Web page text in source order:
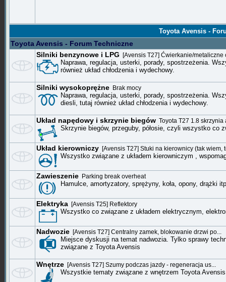
Toyota Avensis -
Toyota Avensis - Forum Techniczne
Silniki benzynowe i LPG
[Avensis T27] Ćwierkanie/metaliczne
Naprawa, regulacja, usterki, porady, spostrzeżenia.
również układ chłodzenia i wydechowy.
Silniki wysokoprężne Brak mocy
Naprawa, regulacja, usterki, porady, spostrzeżenia.
diesli, tutaj również układ chłodzenia i wydechowy.
Układ napędowy i skrzynie biegów Toyota T27 1.8 skrzynia
Skrzynie biegów, przeguby, półosie, czyli wszystko co
Układ kierowniczy [Avensis T27] Stuki na kierownicy (tak wiem,
Wszystko związane z układem kierowniczym ,
Zawieszenie Parking break overheat
Hamulce, amortyzatory, sprężyny, koła, opony, drążki
Elektryka [Avensis T25] Reflektory
Wszystko co związane z układem elektrycznym,
Nadwozie [Avensis T27] Centralny zamek, blokowanie drzwi po...
Miejsce dyskusji na temat nadwozia. Tylko sprawy
związane z Toyota Avensis
Wnętrze [Avensis T27] Szumy podczas jazdy - regeneracja us...
Wszystkie tematy związane z wnętrzem Toyota